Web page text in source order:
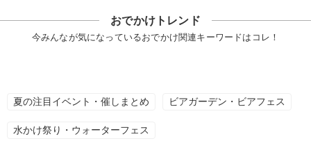
おでかけトレンド
今みんなが気になっているおでかけ関連キーワードはコレ！
夏の注目イベント・催しまとめ ビアガーデン・ビアフェス
水かけ祭り・ウォーターフェス